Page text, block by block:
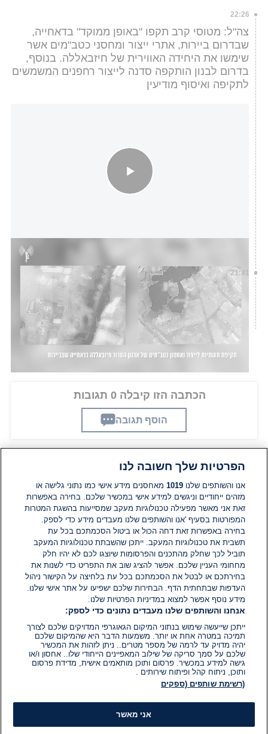
22:26
צה"ל: מטוסי קרב תקפו "באופן ממוקד" בדאחייה,
שבדרום ביירות, אתרי ייצור ומחסני כטב"מים אשר
שימשו את היחידה האווירית של חיזבאללה. בנוסף,
בדרום לבנון הותקפה סדנה לייצור רחפנים המשמשים
לתקיפה ואיסוף מודיעין
21:41
הפלסטינים: צה"ל מפוצץ בתי מגורים באזור העיר חאן
יונס
הכתבה הזו קיבלה 0 תגובות
הוסף תגובה
תגובות
אין עדיין תגובות. היה הראשון להגיב
הוסף תגובה
הפרטיות שלך חשובה לנו
אנו והשותפים שלנו1019 מאחסנים מידע אישי כמו נתוני גלישה או
מזהים ייחודיים וניגשים למידע אישי במכשיר שלכם. בחירה באפשרות
זאת אני מאשר מפעילה טכנולוגיות מעקב שמסייעות בהשגת המטרות
המפורטות בסעיף 'אנו והשותפים שלנו מעבדים מידע כדי לספק.
בחירה באפשרות זאת דחה הכול או ביטול הסכמתכם בכל עת
תשבית את טכנולוגיות המעקב. ייתכן שהשבתת טכנולוגיות המעקב
תוביל לכך שחלק מהתכנים והפרסומות שיוצגו לכם לא יהיו חלק
מחחומי העניין שלכם. אפשר להציג שוב את התפריט כדי לשנות את
בחירתכם או לבטל את הסכמתכם בכל עת בלחיצה על הקישור ניהול
העדפות שבתחתית הדף. הבחירות שלכם ישפיעו על אתר אישי שלנו.
מידע נוסף אפשר למצוא במדיניות הפרטיות שלנו.
אנחנו והשותפים שלנו מעבדים נתונים כדי לספק:
ייתכן שייעשה שימוש בנתוני המיקום הגאוגרפי המדויקים שלכם לצורך
תמיכה במטרה אחת או יותר. משמעות הדבר היא שהמיקום שלכם
יהיה מדויק עד לרמה של מספר מטרים.. ניתן לזהות את המכשיר
שלכם על סמך סריקה של שילוב המאפיינים הייחודי שלו.. אחסון ו/או
גישה למידע במכשיר. פרסום ותוכן מותאמים אישית, מדידת פרסום
ותוכן, ניתוח קהל ופיתוח שירותים .
(רשימת שותפים (ספקים
אני מאשר